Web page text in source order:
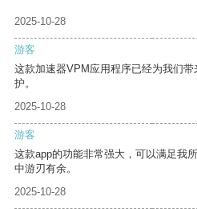
2025-10-28
游客
这款加速器VPM应用程序已经为我们
护。
2025-10-28
游客
这款app的功能非常强大，可以满足我
中游刃有余。
2025-10-28